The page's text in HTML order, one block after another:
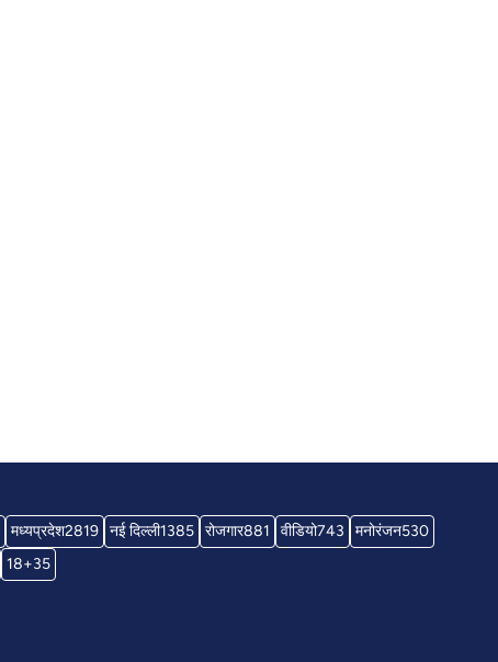
मध्यप्रदेश2819 नई दिल्ली1385 रोजगार881 वीडियो743 मनोरंजन530
18+35